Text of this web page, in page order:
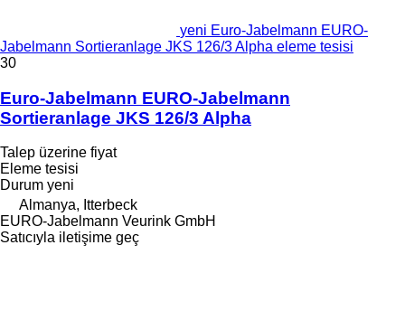
yeni Euro-Jabelmann EURO-
Jabelmann Sortieranlage JKS 126/3 Alpha eleme tesisi
30
Euro-Jabelmann EURO-Jabelmann
Sortieranlage JKS 126/3 Alpha
Talep üzerine fiyat
Eleme tesisi
Durum yeni
Almanya, Itterbeck
EURO-Jabelmann Veurink GmbH
Satıcıyla iletişime geç